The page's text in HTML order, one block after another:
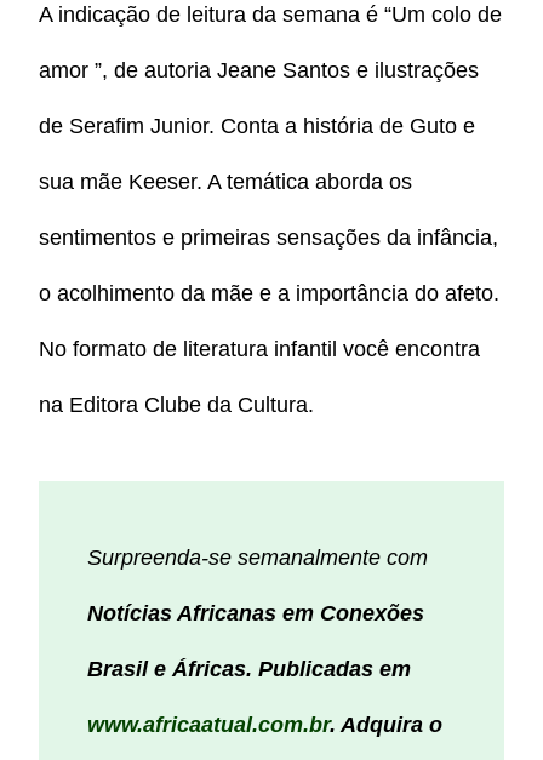
A indicação de leitura da semana é “Um colo de
amor ”, de autoria Jeane Santos e ilustrações
de Serafim Junior. Conta a história de Guto e
sua mãe Keeser. A temática aborda os
sentimentos e primeiras sensações da infância,
o acolhimento da mãe e a importância do afeto.
No formato de literatura infantil você encontra
na Editora Clube da Cultura.
Surpreenda-se semanalmente com
Notícias Africanas em Conexões
Brasil e Áfricas. Publicadas em
www.africaatual.com.br. Adquira o